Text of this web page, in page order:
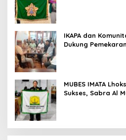
IKAPA dan
Dukung
MUBES IMATA
Sukses, Sabra Al